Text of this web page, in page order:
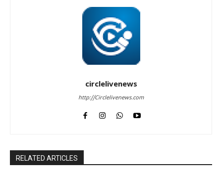
circlelivenews
http://Circlelivenews.com
RELATED ARTICLES